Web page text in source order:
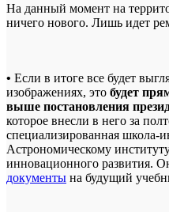
На данный момент на
ничего нового. Лишь идет
• Если в итоге все будет
изображениях, это будет
выше постановления
которое внесли в него за
специализированная школа-
Астрономическому
инновационного развития.
документы на будущий